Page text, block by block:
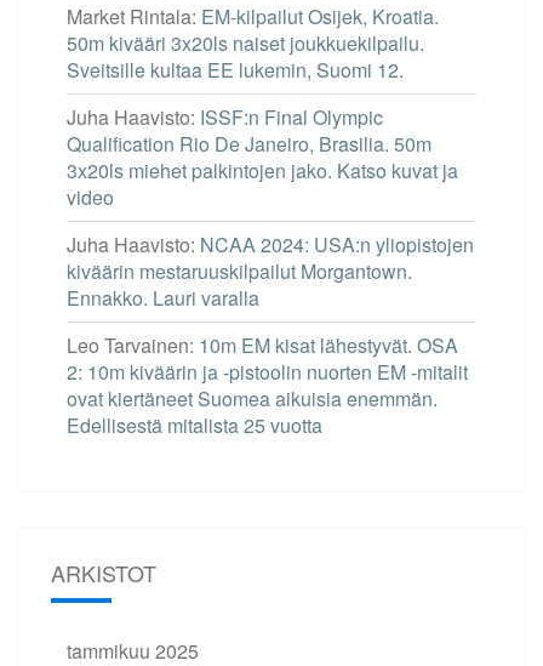
Market Rintala: EM-kilpailut Osijek, Kroatia.
50m kivääri 3x20ls naiset joukkuekilpailu.
Sveitsille kultaa EE lukemin, Suomi 12.
Juha Haavisto: ISSF:n Final Olympic
Qualification Rio De Janeiro, Brasilia. 50m
3x20ls miehet palkintojen jako. Katso kuvat ja
video
Juha Haavisto: NCAA 2024: USA:n yliopistojen
kiväärin mestaruuskilpailut Morgantown.
Ennakko. Lauri varalla
Leo Tarvainen: 10m EM kisat lähestyvät. OSA
2: 10m kiväärin ja -pistoolin nuorten EM -mitalit
ovat kiertäneet Suomea aikuisia enemmän.
Edellisestä mitalista 25 vuotta
ARKISTOT
tammikuu 2025